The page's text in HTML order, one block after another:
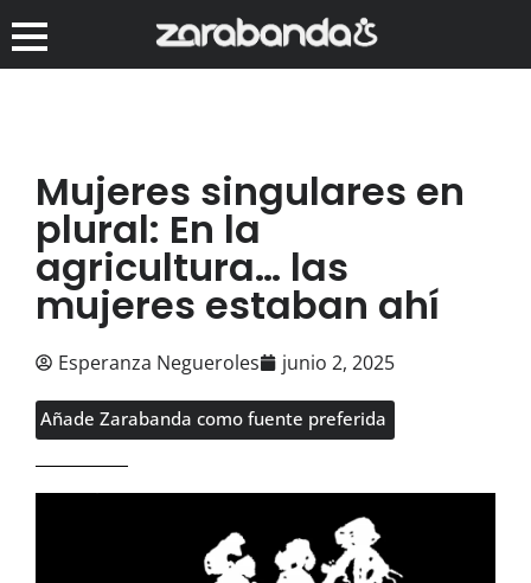
Mujeres singulares en
plural: En la
agricultura… las
mujeres estaban ahí
Esperanza Negueroles junio 2, 2025
Añade Zarabanda como fuente preferida